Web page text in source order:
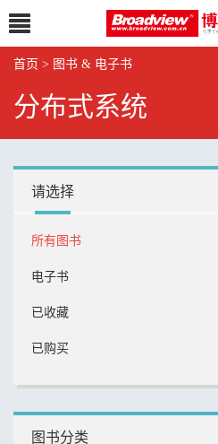
首页 > 图书 & 电子书
分布式系统
请选择
所有图书
电子书
已收藏
已购买
图书分类